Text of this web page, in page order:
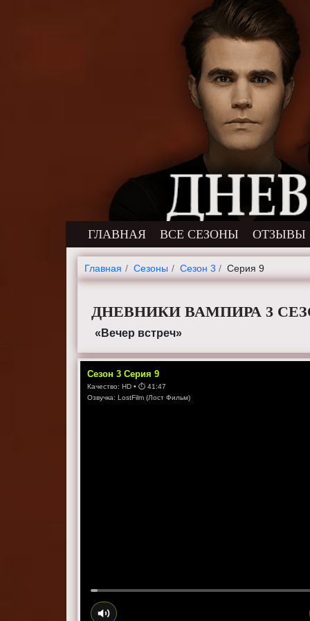
ГЛАВНАЯ ВСЕ СЕЗОНЫ ОТЗЫВЫ
Главная Cезоны Сезон 3 Серия 9
ДНЕВНИКИ ВАМПИРА 3
«Вечер встреч»
Сезон3 Серия9
Качество:HD • ⏱41:47
Озвучка:LostFilm (Лост Фильм)